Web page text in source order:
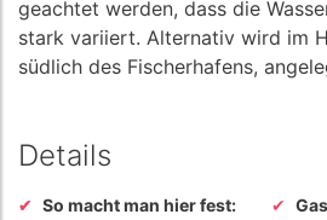
geachtet werden, dass die
stark variiert. Alternativ wird im
südlich des Fischerhafens,
Details
So macht man hier fest: